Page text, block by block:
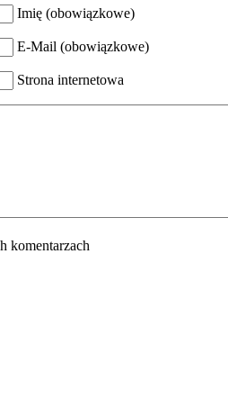
Imię (obowiązkowe)
E-Mail (obowiązkowe)
Strona internetowa
komentarzach